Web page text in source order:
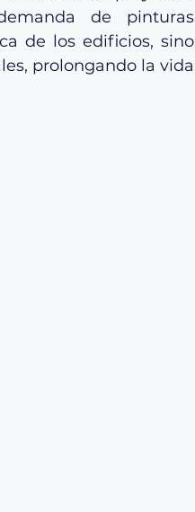
de pinturas
de los edificios, sino
prolongando la vida